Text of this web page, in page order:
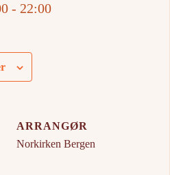
- 22:00
ARRANGØR
Norkirken Bergen